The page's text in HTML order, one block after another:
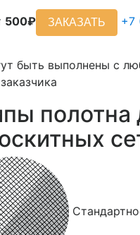
500₽ ЗАКАЗАТЬ
+7
быть выполнены с
полотна